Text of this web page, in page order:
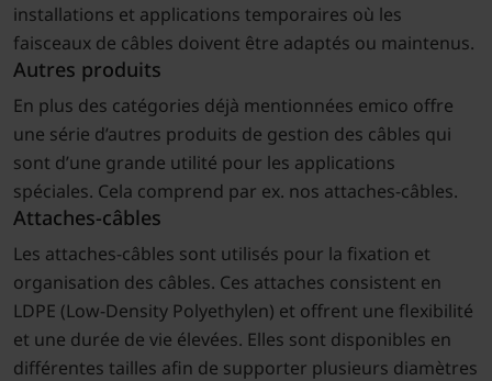
installations et applications temporaires où les
faisceaux de câbles doivent être adaptés ou maintenus.
Autres produits
En plus des catégories déjà mentionnées emico offre
une série d’autres produits de gestion des câbles qui
sont d’une grande utilité pour les applications
spéciales. Cela comprend par ex. nos attaches-câbles.
Attaches-câbles
Les attaches-câbles sont utilisés pour la fixation et
organisation des câbles. Ces attaches consistent en
LDPE (Low-Density Polyethylen) et offrent une flexibilité
et une durée de vie élevées. Elles sont disponibles en
différentes tailles afin de supporter plusieurs diamètres